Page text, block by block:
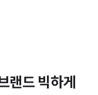
랜드 빅하게